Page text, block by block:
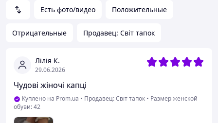
Есть фото/видео Положительные
Отрицательные Продавец: Світ тапок
Лілія К.
29.06.2026
Чудові жіночі капці
Куплено на Prom.ua • Продавец: Світ тапок • Размер женской
обуви: 42